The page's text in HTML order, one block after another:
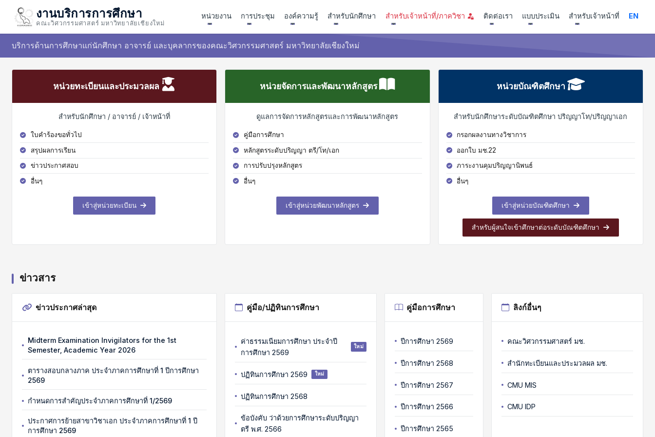
งานบริการการศึกษา
คณะวิศวกรรมศาสตร์ มหาวิทยาลัยเชียงใหม่
หน่วยงาน การประชุม องค์ความรู้ สำหรับนักศึกษา สำหรับเจ้าหน้าที่/ภาควิชา ติดต่อเรา แบบประเมิน สำหรับเจ้าหน้าที่ EN
บริการด้านการศึกษาแก่นักศึกษา อาจารย์ และบุคลากรของคณะวิศวกรรมศาสตร์ มหาวิทยาลัยเชียงใหม่
หน่วยทะเบียนและประมวลผล
สำหรับนักศึกษา / อาจารย์ / เจ้าหน้าที่
ใบคำร้องขอทั่วไป
สรุปผลการเรียน
ข่าวประกาศสอบ
อื่นๆ
เข้าสู่หน่วยทะเบียน
หน่วยจัดการและพัฒนาหลักสูตร
ดูแลการจัดการหลักสูตรและการพัฒนาหลักสูตร
คู่มือการศึกษา
หลักสูตรระดับปริญญา ตรี/โท/เอก
การปรับปรุงหลักสูตร
อื่นๆ
เข้าสู่หน่วยพัฒนาหลักสูตร
หน่วยบัณฑิตศึกษา
สำหรับนักศึกษาระดับบัณฑิตศึกษา ปริญญาโท/ปริญญาเอก
กรอกผลงานทางวิชาการ
ออกใบ มช.22
ภาระงานคุมปริญญานิพนธ์
อื่นๆ
เข้าสู่หน่วยบัณฑิตศึกษา
สำหรับผู้สนใจเข้าศึกษาต่อระดับบัณฑิตศึกษา
ข่าวสาร
ข่าวประกาศล่าสุด
Midterm Examination Invigilators for the 1st
Semester, Academic Year 2026
ตารางสอบกลางภาค ประจำภาคการศึกษาที่ 1 ปีการศึกษา
2569
กำหนดการสำคัญประจำภาคการศึกษาที่ 1/2569
ประกาศการย้ายสาขาวิชาเอก ประจำภาคการศึกษาที่ 1 ปี
การศึกษา 2569
คู่มือ/ปฏิทินการศึกษา
ค่าธรรมเนียมการศึกษา ประจำปี
การศึกษา 2569
ใหม่
ปฏิทินการศึกษา 2569 ใหม่
ปฏิทินการศึกษา 2568
ข้อบังคับ ว่าด้วยการศึกษาระดับปริญญา
ตรี พ.ศ. 2566
คู่มือการศึกษา
ปีการศึกษา 2569
ปีการศึกษา 2568
ปีการศึกษา 2567
ปีการศึกษา 2566
ปีการศึกษา 2565
ลิงก์อื่นๆ
คณะวิศวกรรมศาสตร์ มช.
สำนักทะเบียนและประมวลผล มช.
CMU MIS
CMU IDP